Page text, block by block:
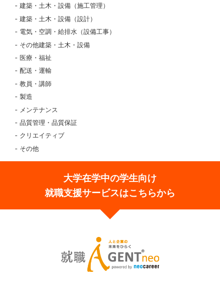
建築・土木・設備（施工管理）
建築・土木・設備（設計）
電気・空調・給排水（設備工事）
その他建築・土木・設備
医療・福祉
配送・運輸
教員・講師
製造
メンテナンス
品質管理・品質保証
クリエイティブ
その他
大学在学中の学生向け
就職支援サービスはこちらから